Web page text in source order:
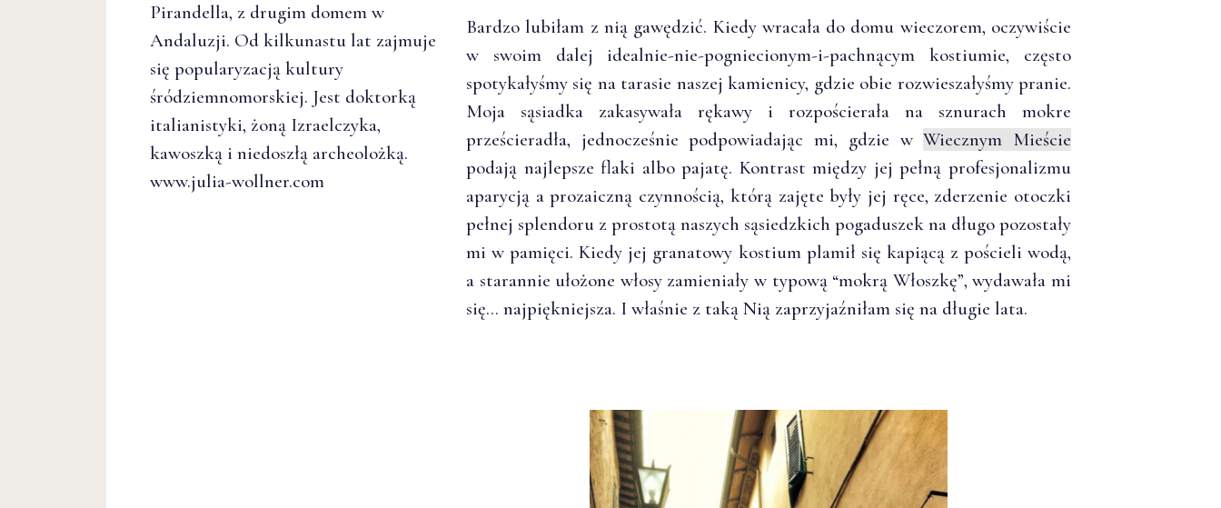
Pirandella, z drugim domem w
Andaluzji. Od kilkunastu lat zajmuje
się popularyzacją kultury
śródziemnomorskiej. Jest doktorką
italianistyki, żoną Izraelczyka,
kawoszką i niedoszłą archeolożką.
www.julia-wollner.com
Bardzo lubiłam z nią gawędzić. Kiedy wracała do domu wieczorem, oczywiście
w swoim dalej idealnie-nie-pogniecionym-i-pachnącym kostiumie, często
spotykałyśmy się na tarasie naszej kamienicy, gdzie obie rozwieszałyśmy pranie.
Moja sąsiadka zakasywała rękawy i rozpościerała na sznurach mokre
prześcieradła, jednocześnie podpowiadając mi, gdzie wWiecznym Mieście
podają najlepsze flaki albo pajatę. Kontrast między jej pełną profesjonalizmu
aparycją a prozaiczną czynnością, którą zajęte były jej ręce, zderzenie otoczki
pełnej splendoru z prostotą naszych sąsiedzkich pogaduszek na długo pozostały
mi w pamięci. Kiedy jej granatowy kostium plamił się kapiącą z pościeli wodą,
a starannie ułożone włosy zamieniały w typową “mokrą Włoszkę”, wydawała mi
się… najpiękniejsza. I właśnie z taką Nią zaprzyjaźniłam się na długie lata.